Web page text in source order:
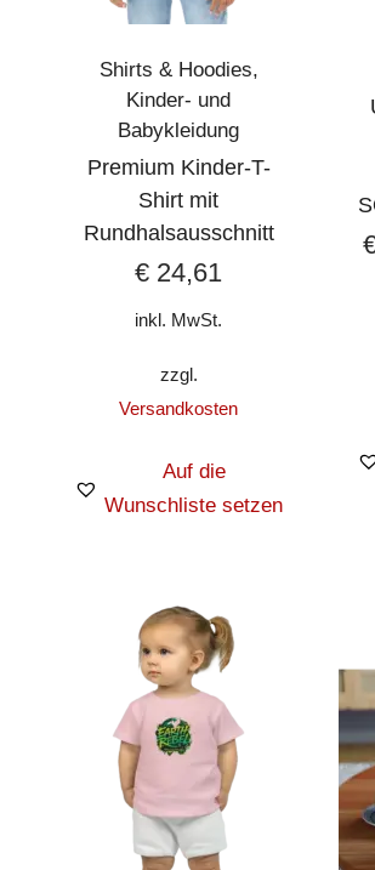
Pflegehinweise
Waschen
Trocknen
Im
Lagerung
Um die
kühlen,
Shirts & Hoodies,
Kinder- und
Babykleidung
Premium Kinder-T-
Shirt mit
Rundhalsausschnitt
€ 24,61
inkl. MwSt.
zzgl.
Versandkosten
Auf die
Wunschliste setzen